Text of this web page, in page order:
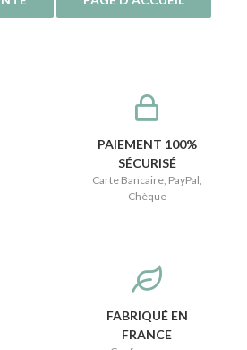
PAIEMENT 100%
SÉCURISÉ
Carte Bancaire, PayPal,
Chèque
FABRIQUÉ EN
FRANCE